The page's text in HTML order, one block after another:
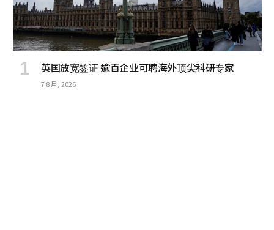
英国放宽签证 逾百企业可聘海外顶尖科研专家
7 8 月, 2026